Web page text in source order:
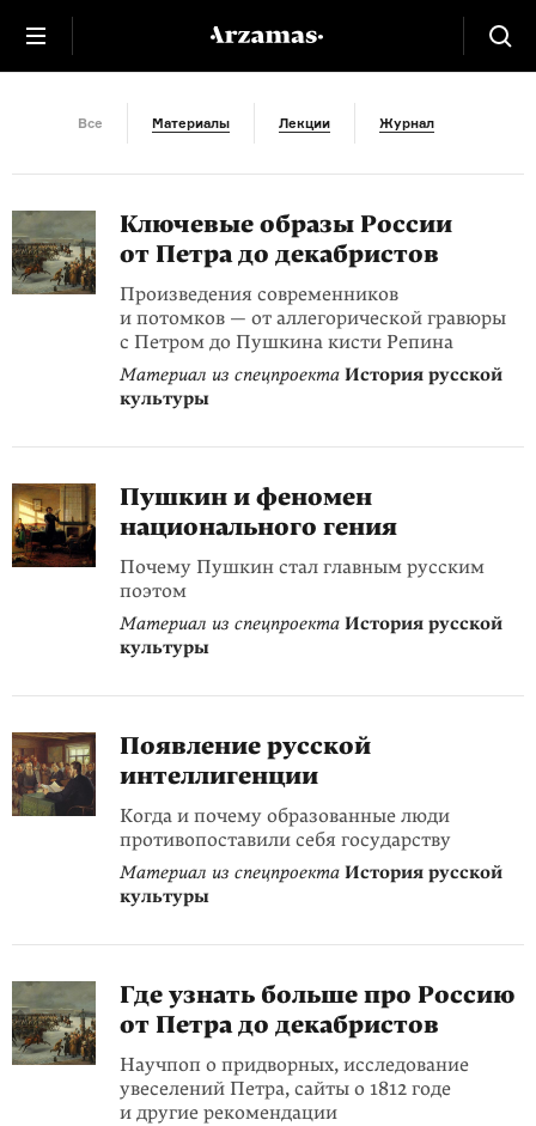
XIX век
Все Материалы Лекции Журнал
Ключевые образы России
от Петра до декабристов
Произведения современников
и потомков — от аллегорической гравюры
с Петром до Пушкина кисти Репина
Материал из спецпроекта История русской
культуры
Пушкин и феномен
национального гения
Почему Пушкин стал главным русским
поэтом
Материал из спецпроекта История русской
культуры
Появление русской
интеллигенции
Когда и почему образованные люди
противопоставили себя государству
Материал из спецпроекта История русской
культуры
Где узнать больше про Россию
от Петра до декабристов
Научпоп о придворных, исследование
увеселений Петра, сайты о 1812 годе
и другие рекомендации